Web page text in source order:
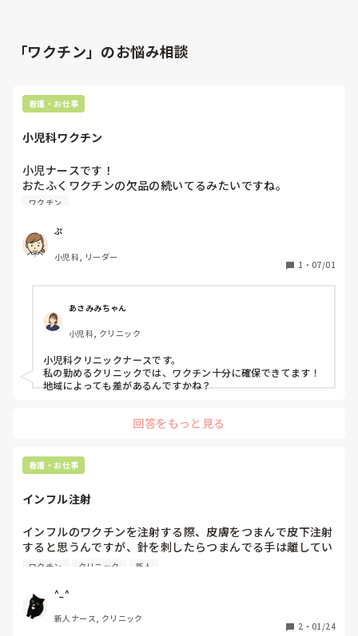
「ワクチン」のお悩み相談
看護・お仕事
小児科ワクチン
小児ナースです！
おたふくワクチンの欠品の続いてるみたいですね。
皆さんのクリニックは入手できておりますか？
ワクチン
ぷ
小児科, リーダー
1 ・ 07/01
あさみみちゃん
小児科, クリニック
小児科クリニックナースです。
私の勤めるクリニックでは、ワクチン十分に確保できてます！
地域によっても差があるんですかね？
回答をもっと見る
看護・お仕事
インフル注射
インフルのワクチンを注射する際、皮膚をつまんで皮下注射
すると思うんですが、針を刺したらつまんでる手は離してい
いですか？
か？
ワクチン クリニック 新人
^_^
新人ナース, クリニック
2 ・ 01/24